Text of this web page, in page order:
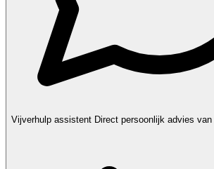
Vijverhulp assistent Direct persoonlijk advies